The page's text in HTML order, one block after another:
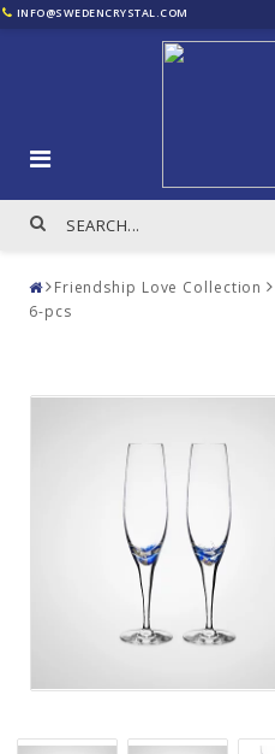
INFO@SWEDENCRYSTAL.COM
Friendship Love Collection
6-pcs